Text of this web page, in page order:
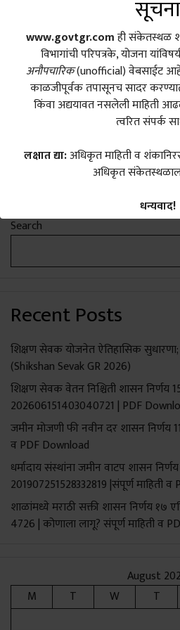
सूचना
www.govtgr.comही संकेतस्थळ
विभागांची परिपत्रके, योजना
अनौपचारिक(unofficial) वेबसाईट आहे.
काळजीपूर्वक तपासूनच सादर
किंवा अद्ययावत नसलेली माहिती
त्वरित संपर्क
लक्षात द्या:अधिकृत माहिती व
अधिकृत संकेतस्थळाला
धन्यवाद!
Website
Save my name, email, and
next time I comment.
Search
Recent Posts
शिक्षण सेवक योजनेत ऐतिहासिक सुधारणा;
(Shikshan Sevak GR 2026)
शिक्षण सेवक वेतन निश्चिती शासन निर्णय
202606151403040721 | PDF
जमीन मोजणी फी नवीन दर शासन निर्णय
व PDF Download
धर्मादाय संस्थांना जमीन वाटप शासन
201907251528332819 |संपूर्ण माहिती
शाळांमध्ये मराठी सक्ती शासन निर्णय १७
4726 | कोणाला लागू? संपूर्ण माहिती व
August
M
T W T